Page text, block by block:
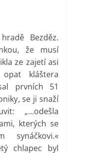
Bezděz.
že musí
ze zajetí asi
kláštera
prvních 51
se ji snaží
„…odešla
kterých se
synáčkovi.«
chlapec byl